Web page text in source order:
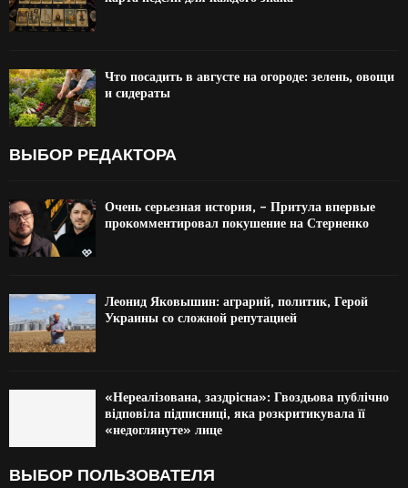
Что посадить в августе на огороде: зелень, овощи
и сидераты
ВЫБОР РЕДАКТОРА
Очень серьезная история, – Притула впервые
прокомментировал покушение на Стерненко
Леонид Яковышин: аграрий, политик, Герой
Украины со сложной репутацией
«Нереалізована, заздрісна»: Гвоздьова публічно
відповіла підписниці, яка розкритикувала її
«недоглянуте» лице
ВЫБОР ПОЛЬЗОВАТЕЛЯ